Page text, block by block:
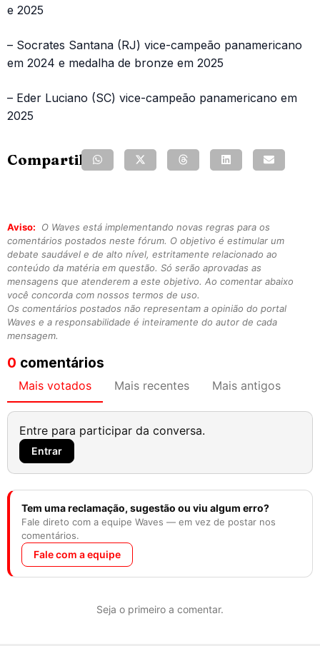
e 2025
– Socrates Santana (RJ) vice-campeão panamericano
em 2024 e medalha de bronze em 2025
– Eder Luciano (SC) vice-campeão panamericano em
2025
Compartilhe:
Aviso:
O Waves está implementando novas regras para os
comentários postados neste fórum. O objetivo é estimular um
debate saudável e de alto nível, estritamente relacionado ao
conteúdo da matéria em questão. Só serão aprovadas as
mensagens que atenderem a este objetivo. Ao comentar abaixo
você concorda com nossos termos de uso.
Os comentários postados não representam a opinião do portal
Waves e a responsabilidade é inteiramente do autor de cada
mensagem.
0 comentários
Mais votados Mais recentes Mais antigos
Entre para participar da conversa.
Entrar
Tem uma reclamação, sugestão ou viu algum erro?
Fale direto com a equipe Waves — em vez de postar nos
comentários.
Fale com a equipe
Seja o primeiro a comentar.